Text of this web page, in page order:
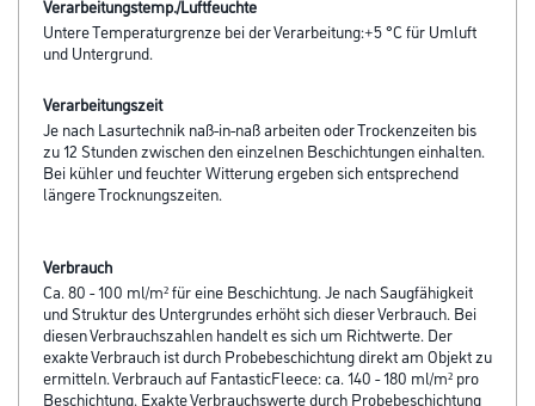
Verarbeitungstemp./Luftfeuchte
Untere Temperaturgrenze bei der Verarbeitung:+5 °C für Umluft
und Untergrund.
Verarbeitungszeit
Je nach Lasurtechnik naß-in-naß arbeiten oder Trockenzeiten bis
zu 12 Stunden zwischen den einzelnen Beschichtungen einhalten.
Bei kühler und feuchter Witterung ergeben sich entsprechend
längere Trocknungszeiten.
Verbrauch
Ca. 80 - 100 ml/m² für eine Beschichtung. Je nach Saugfähigkeit
und Struktur des Untergrundes erhöht sich dieser Verbrauch. Bei
diesen Verbrauchszahlen handelt es sich um Richtwerte. Der
exakte Verbrauch ist durch Probebeschichtung direkt am Objekt zu
ermitteln. Verbrauch auf FantasticFleece: ca. 140 - 180 ml/m² pro
Beschichtung. Exakte Verbrauchswerte durch Probebeschichtung